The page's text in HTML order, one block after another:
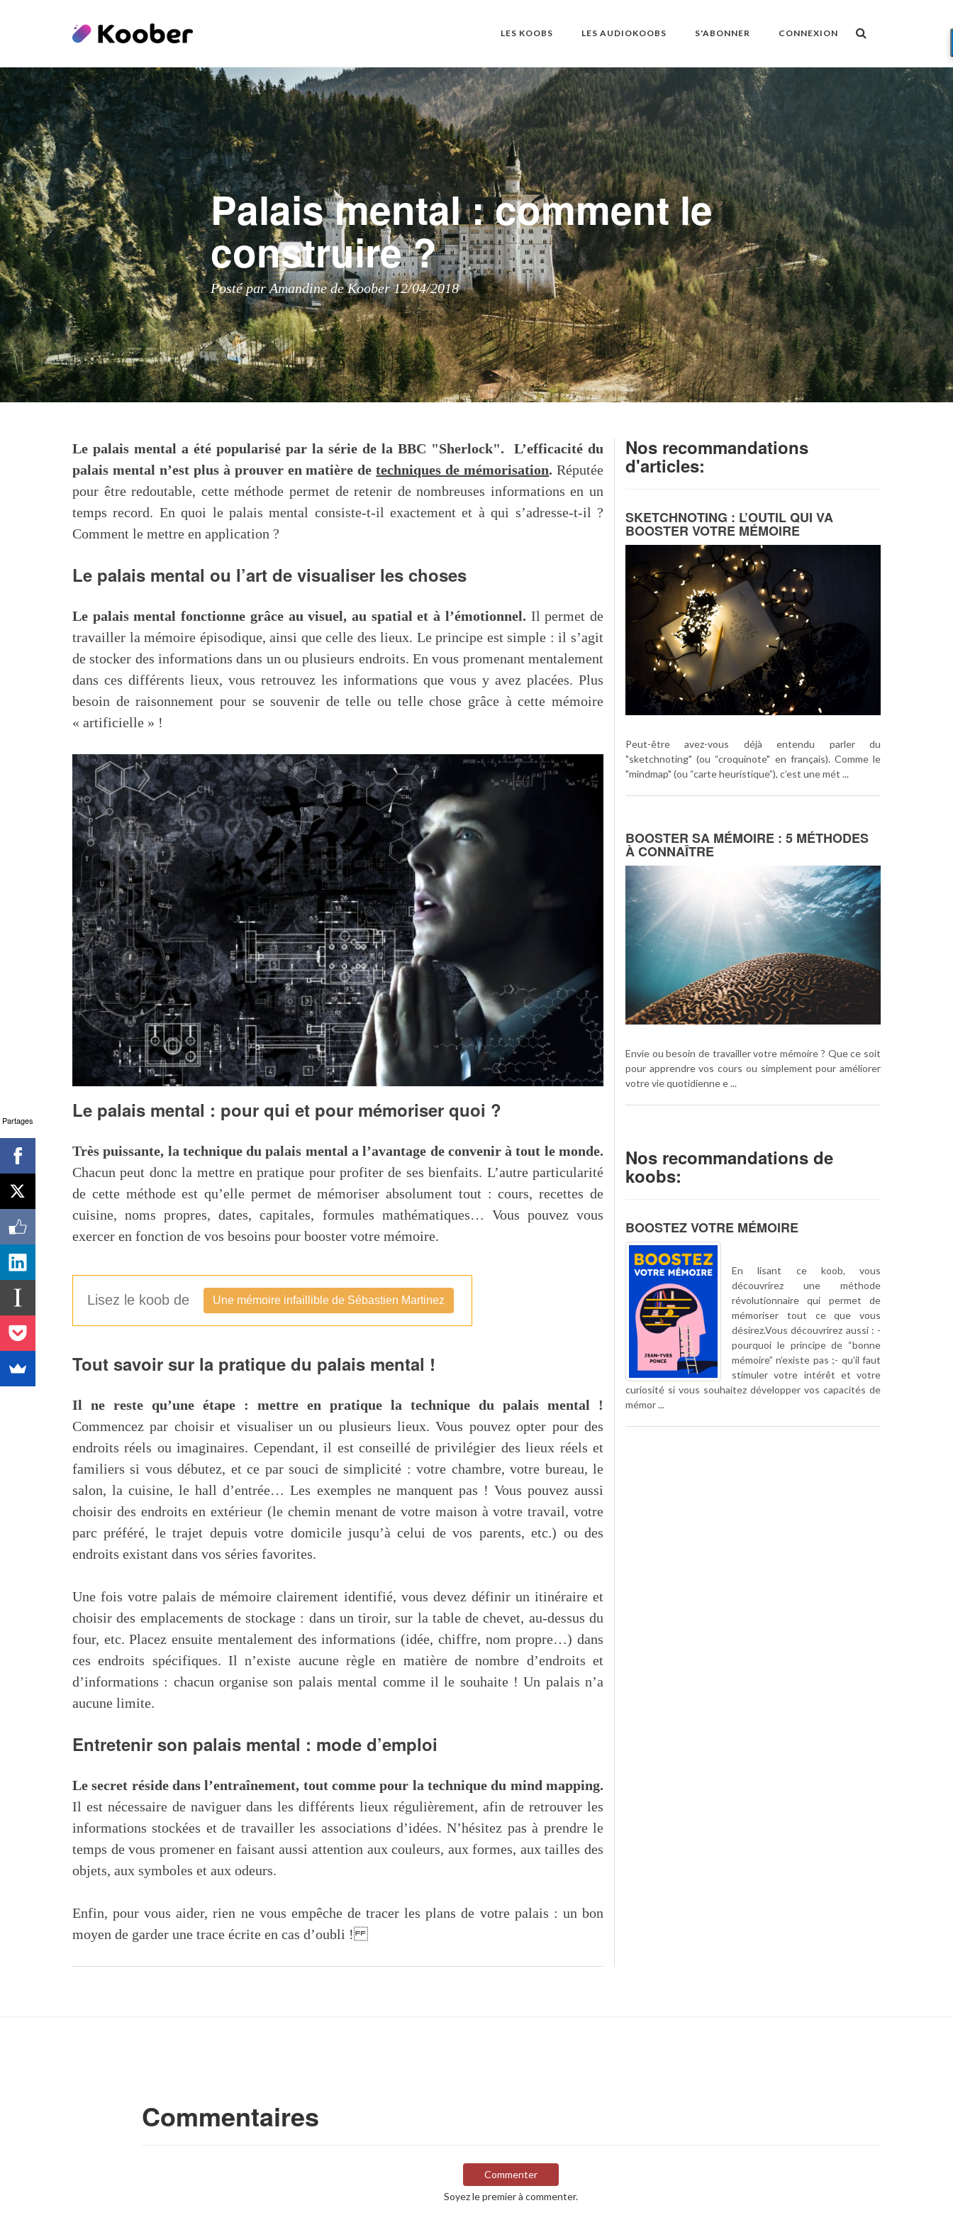
LES KOOBS LES AUDIOKOOBS S'ABONNER CONNEXION
Palais mental : comment le
construire ?
Posté par Amandine de Koober 12/04/2018
Le palais mental a été popularisé par la série de la BBC "Sherlock". L’efficacité du
palais mental n’est plus à prouver en matière detechniques de mémorisation.Réputée
pour être redoutable, cette méthode permet de retenir de nombreuses informations en un
temps record. En quoi le palais mental consiste-t-il exactement et à qui s’adresse-t-il ?
Comment le mettre en application ?
Le palais mental ou l’art de visualiser les choses
Le palais mental fonctionne grâce au visuel, au spatial et à l’émotionnel. Il permet de
travailler la mémoire épisodique, ainsi que celle des lieux. Le principe est simple : il s’agit
de stocker des informations dans un ou plusieurs endroits. En vous promenant mentalement
dans ces différents lieux, vous retrouvez les informations que vous y avez placées. Plus
besoin de raisonnement pour se souvenir de telle ou telle chose grâce à cette mémoire
« artificielle » !
Le palais mental : pour qui et pour mémoriser quoi ?
Très puissante, la technique du palais mental a l’avantage de convenir à tout le monde.
Chacun peut donc la mettre en pratique pour profiter de ses bienfaits. L’autre particularité
de cette méthode est qu’elle permet de mémoriser absolument tout : cours, recettes de
cuisine, noms propres, dates, capitales, formules mathématiques… Vous pouvez vous
exercer en fonction de vos besoins pour booster votre mémoire.
Lisez le koob de Une mémoire infaillible de Sébastien Martinez
Tout savoir sur la pratique du palais mental !
Il ne reste qu’une étape : mettre en pratique la technique du palais mental !
Commencez par choisir et visualiser un ou plusieurs lieux. Vous pouvez opter pour des
endroits réels ou imaginaires. Cependant, il est conseillé de privilégier des lieux réels et
familiers si vous débutez, et ce par souci de simplicité : votre chambre, votre bureau, le
salon, la cuisine, le hall d’entrée… Les exemples ne manquent pas ! Vous pouvez aussi
choisir des endroits en extérieur (le chemin menant de votre maison à votre travail, votre
parc préféré, le trajet depuis votre domicile jusqu’à celui de vos parents, etc.) ou des
endroits existant dans vos séries favorites.
Une fois votre palais de mémoire clairement identifié, vous devez définir un itinéraire et
choisir des emplacements de stockage : dans un tiroir, sur la table de chevet, au-dessus du
four, etc. Placez ensuite mentalement des informations (idée, chiffre, nom propre…) dans
ces endroits spécifiques. Il n’existe aucune règle en matière de nombre d’endroits et
d’informations : chacun organise son palais mental comme il le souhaite ! Un palais n’a
aucune limite.
Entretenir son palais mental : mode d’emploi
Le secret réside dans l’entraînement, tout comme pour la technique du mind mapping.
Il est nécessaire de naviguer dans les différents lieux régulièrement, afin de retrouver les
informations stockées et de travailler les associations d’idées. N’hésitez pas à prendre le
temps de vous promener en faisant aussi attention aux couleurs, aux formes, aux tailles des
objets, aux symboles et aux odeurs.
Enfin, pour vous aider, rien ne vous empêche de tracer les plans de votre palais : un bon
moyen de garder une trace écrite en cas d’oubli !
Nos recommandations
d'articles:
SKETCHNOTING : L’OUTIL QUI VA
BOOSTER VOTRE MÉMOIRE
Peut-être avez-vous déjà entendu parler du
"sketchnoting" (ou “croquinote" en français). Comme le
"mindmap" (ou “carte heuristique”), c’est une mét ...
BOOSTER SA MÉMOIRE : 5 MÉTHODES
À CONNAÎTRE
Envie ou besoin de travailler votre mémoire ? Que ce soit
pour apprendre vos cours ou simplement pour améliorer
votre vie quotidienne e ...
Nos recommandations de
koobs:
BOOSTEZ VOTRE MÉMOIRE
En lisant ce koob, vous
découvrirez une méthode
révolutionnaire qui permet de
mémoriser tout ce que vous
désirez.Vous découvrirez aussi : -
pourquoi le principe de “bonne
mémoire” n’existe pas ;- qu’il faut
stimuler votre intérêt et votre
curiosité si vous souhaitez développer vos capacités de
mémor ...
Commentaires
Commenter
Soyez le premier à commenter.
Partages